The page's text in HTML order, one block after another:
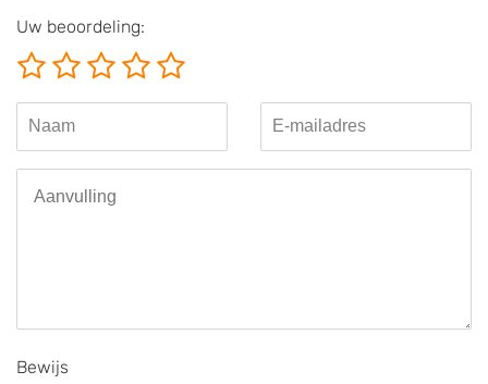
Uw beoordeling:
Bewijs